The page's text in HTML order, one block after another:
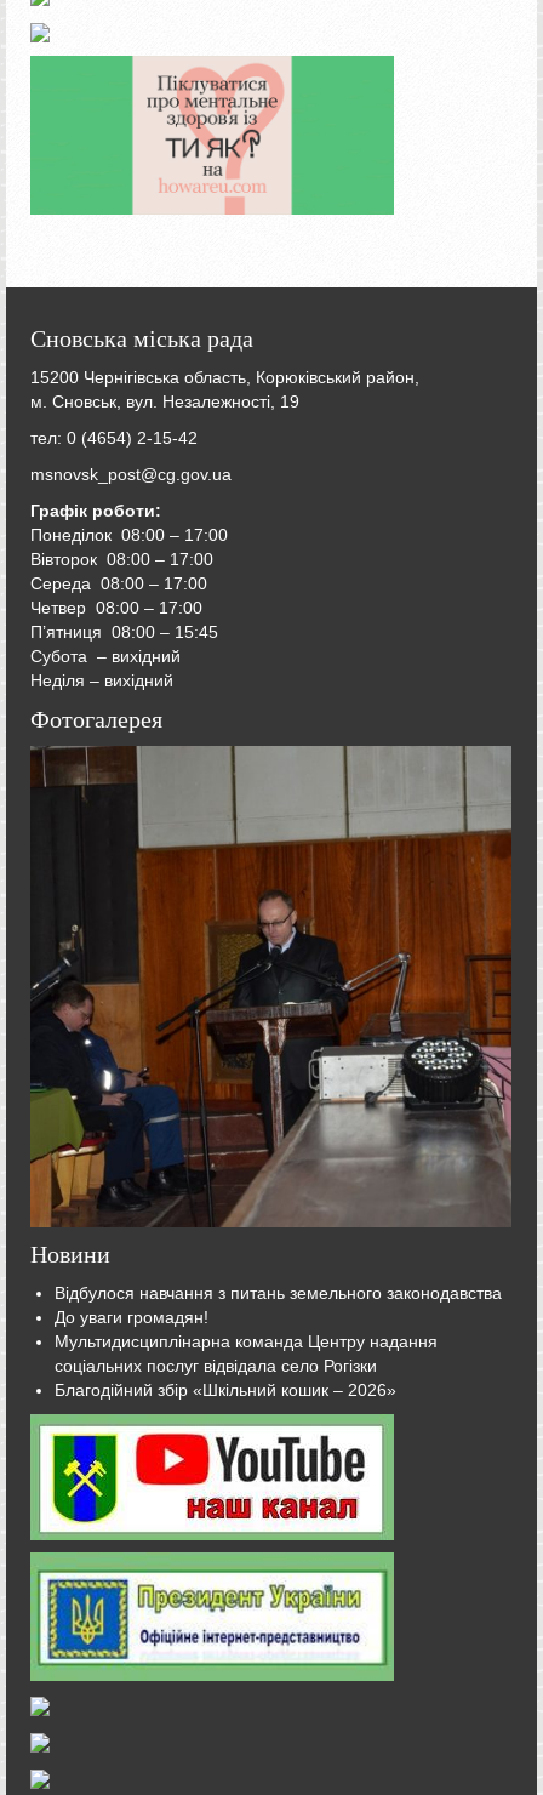
Сновська міська рада
15200 Чернігівська область, Корюківський район,
м. Сновськ, вул. Незалежності, 19
тел: 0 (4654) 2-15-42
msnovsk_post@cg.gov.ua
Графік роботи:
Понеділок 08:00 – 17:00
Вівторок 08:00 – 17:00
Середа 08:00 – 17:00
Четвер 08:00 – 17:00
П’ятниця 08:00 – 15:45
Субота – вихідний
Неділя – вихідний
Фотогалерея
Новини
Відбулося навчання з питань земельного законодавства
До уваги громадян!
Мультидисциплінарна команда Центру надання
соціальних послуг відвідала село Рогізки
Благодійний збір «Шкільний кошик – 2026»